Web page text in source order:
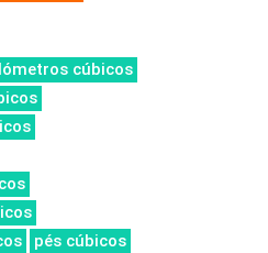
cúbicos
pés cúbicos